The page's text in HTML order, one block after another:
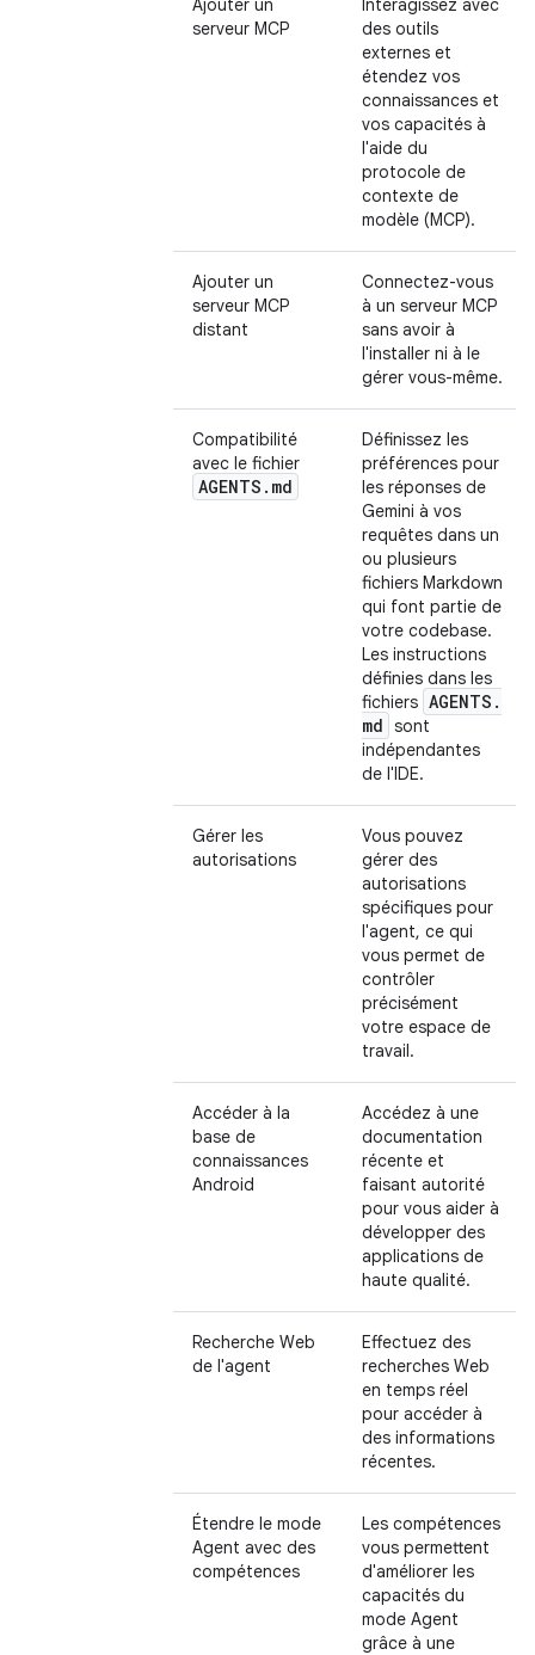
Ajouter un
serveur MCP
Interagissez avec
des outils
externes et
étendez vos
connaissances et
vos capacités à
l'aide du
protocole de
contexte de
modèle (MCP).
Ajouter un
serveur MCP
distant
Connectez-vous
à un serveur MCP
sans avoir à
l'installer ni à le
gérer vous-même.
Compatibilité
avec le fichier
AGENTS . md
Définissez les
préférences pour
les réponses de
Gemini à vos
requêtes dans un
ou plusieurs
fichiers Markdown
qui font partie de
votre codebase.
Les instructions
définies dans les
fichiers AGENTS .
md sont
indépendantes
de l'IDE.
Gérer les
autorisations
Vous pouvez
gérer des
autorisations
spécifiques pour
l'agent, ce qui
vous permet de
contrôler
précisément
votre espace de
travail.
Accéder à la
base de
connaissances
Android
Accédez à une
documentation
récente et
faisant autorité
pour vous aider à
développer des
applications de
haute qualité.
Recherche Web
de l'agent
Effectuez des
recherches Web
en temps réel
pour accéder à
des informations
récentes.
Étendre le mode
Agent avec des
compétences
Les compétences
vous permettent
d'améliorer les
capacités du
mode Agent
grâce à une